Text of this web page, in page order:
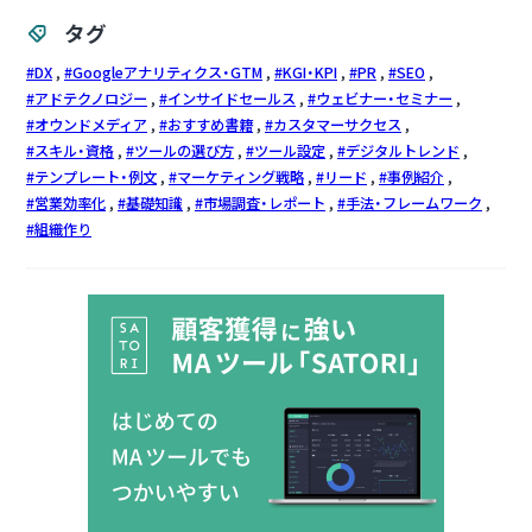
タグ
DX Googleアナリティクス・GTM KGI・KPI PR
SEO
アドテクノロジー
インサイドセールス
ウェビナー・セミナー
オウンドメディア
おすすめ書籍
カスタマーサクセス
スキル・資格
ツールの選び方 ツール設定
デジタルトレンド
テンプレート・例文
マーケティング戦略 リード
事例紹介
営業効率化
基礎知識 市場調査・レポート
手法・フレームワーク
組織作り